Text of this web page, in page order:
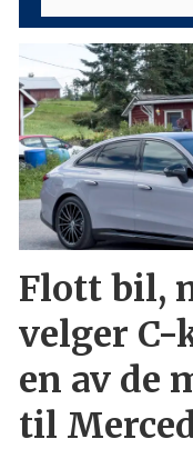
Flott bil,
velger C-
en av de
til